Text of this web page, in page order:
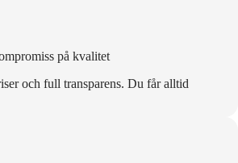
på kvalitet
och full transparens. Du får alltid